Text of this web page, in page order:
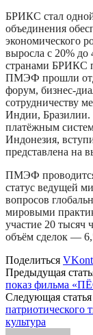
БРИКС стал
объединения
экономического
выросла с 20% до
странами БРИКС
ПМЭФ прошли
форум, бизнес-
сотрудничеству
Индии, Бразилии.
платёжным
Индонезия,
представлена на
ПМЭФ проводится
статус ведущей
вопросов
мировыми
участие 20 тысяч
объём сделок —
Поделиться
Предыдущая
показ фильма
Следующая статья
патриотического
культура